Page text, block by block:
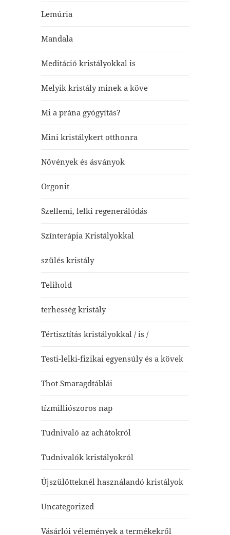
Lemúria
Mandala
Meditáció kristályokkal is
Melyik kristály minek a köve
Mi a prána gyógyítás?
Mini kristálykert otthonra
Növények és ásványok
Orgonit
Szellemi, lelki regenerálódás
Színterápia Kristályokkal
szülés kristály
Telihold
terhesség kristály
Tértisztítás kristályokkal / is /
Testi-lelki-fizikai egyensúly és a kövek
Thot Smaragdtáblái
tízmilliószoros nap
Tudnivaló az achátokról
Tudnivalók kristályokról
Újszülötteknél használandó kristályok
Uncategorized
Vásárlói vélemények a termékekről